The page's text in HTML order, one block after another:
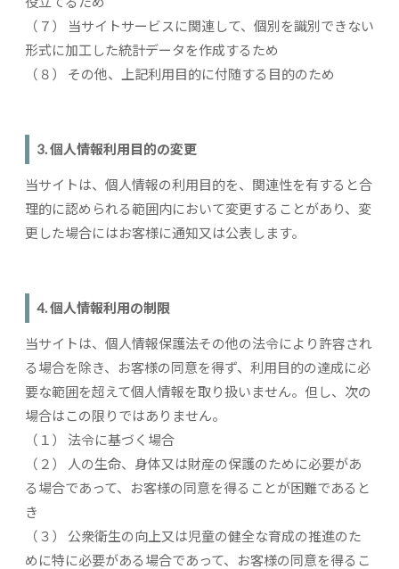
（７） 当サイトサービスに関連して、個別を識別できない
形式に加工した統計データを作成するため
（８） その他、上記利用目的に付随する目的のため
3. 個人情報利用目的の変更
当サイトは、個人情報の利用目的を、関連性を有すると合
理的に認められる範囲内において変更することがあり、変
更した場合にはお客様に通知又は公表します。
4. 個人情報利用の制限
当サイトは、個人情報保護法その他の法令により許容され
る場合を除き、お客様の同意を得ず、利用目的の達成に必
要な範囲を超えて個人情報を取り扱いません。但し、次の
場合はこの限りではありません。
（１） 法令に基づく場合
（２） 人の生命、身体又は財産の保護のために必要があ
る場合であって、お客様の同意を得ることが困難であると
き
（３） 公衆衛生の向上又は児童の健全な育成の推進のた
めに特に必要がある場合であって、お客様の同意を得るこ